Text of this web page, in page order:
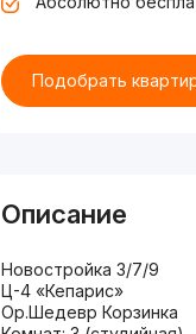
Подобрать
Описание
Новостройка 3/7/9
Ц-4 «Кепарис»
Ор.Шедевр Корзинка